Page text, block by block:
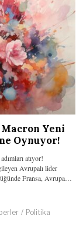
Yeni
Oynuyor!
atıyor!
Avrupalı lider
Fransa, Avrupa…
/ Politika